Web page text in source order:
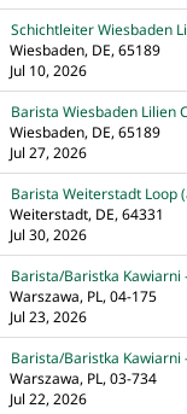
Schichtleiter Wiesbaden
Wiesbaden, DE, 65189
Jul 10, 2026
Barista Wiesbaden Lilien
Wiesbaden, DE, 65189
Jul 27, 2026
Barista Weiterstadt Loop
Weiterstadt, DE, 64331
Jul 30, 2026
Barista/Baristka Kawiarni
Warszawa, PL, 04-175
Jul 23, 2026
Barista/Baristka Kawiarni
Warszawa, PL, 03-734
Jul 22, 2026